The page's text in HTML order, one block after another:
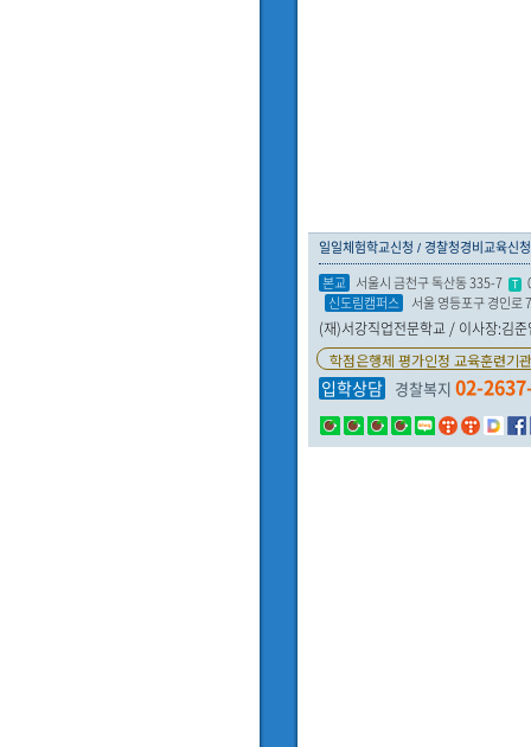
일일체험학교신청
경찰청경비교육신청
본교 서울시 금천구 독산동 335-7 T
신도림캠퍼스
서울 영등포구 경인로
(재)서강직업전문학교 / 이사장:김
학점은행제 평가인정 교육훈련기관
입학상담 경찰복지 02-